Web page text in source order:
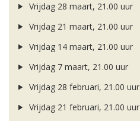
Vrijdag 28 maart, 21.00 uur
Vrijdag 21 maart, 21.00 uur
Vrijdag 14 maart, 21.00 uur
Vrijdag 7 maart, 21.00 uur
Vrijdag 28 februari, 21.00 uur
Vrijdag 21 februari, 21.00 uur